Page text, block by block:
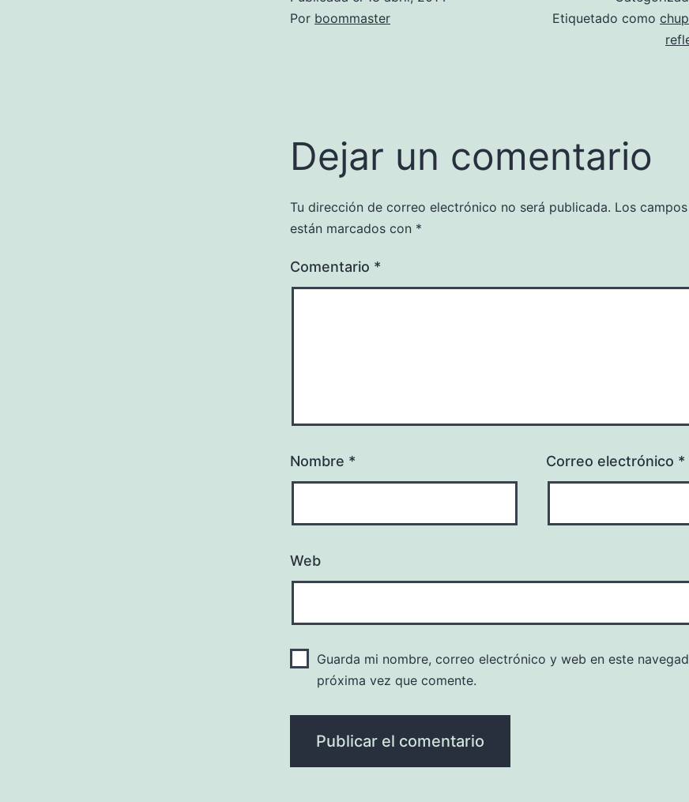
Por boommaster
Etiquetado como
Dejar un comentario
Tu dirección de correo electrónico no será publicada. Los
están marcados con *
Comentario *
Nombre * Correo electrónico *
Web
Guarda mi nombre, correo electrónico y web en este
próxima vez que comente.